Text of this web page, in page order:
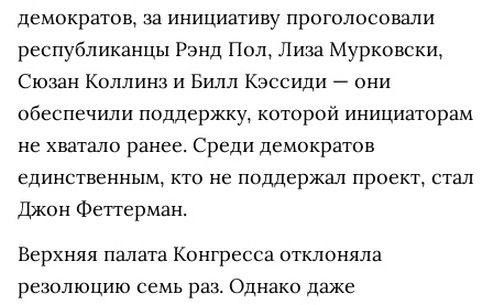
демократов, за инициативу проголосовали
республиканцы Рэнд Пол, Лиза Мурковски,
Сюзан Коллинз и Билл Кэссиди — они
обеспечили поддержку, которой инициаторам
не хватало ранее. Среди демократов
единственным, кто не поддержал проект, стал
Джон Феттерман.
Верхняя палата Конгресса отклоняла
резолюцию семь раз. Однако даже